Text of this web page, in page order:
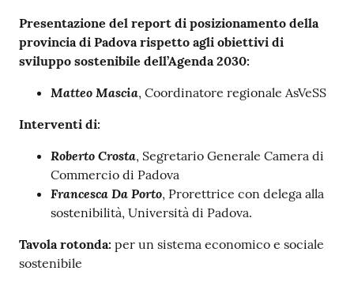
Servizi
online
Presentazione del report di posizionamento della
provincia di Padova rispetto agli obiettivi di
sviluppo sostenibile dell’Agenda 2030:
Matteo Mascia, Coordinatore regionale AsVeSS
Interventi di:
Roberto Crosta, Segretario Generale Camera di
Commercio di Padova
Francesca Da Porto, Prorettrice con delega alla
sostenibilità, Università di Padova.
Tavola rotonda: per un sistema economico e sociale
sostenibile